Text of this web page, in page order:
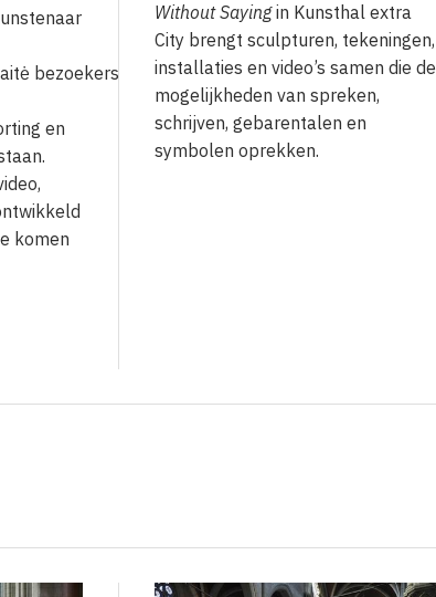
bezoekers
en
komen
Without Sayingin Kunsthal extra
City brengt sculpturen, tekeningen,
installaties en video’s samen die de
mogelijkheden van spreken,
schrijven, gebarentalen en
symbolen oprekken.